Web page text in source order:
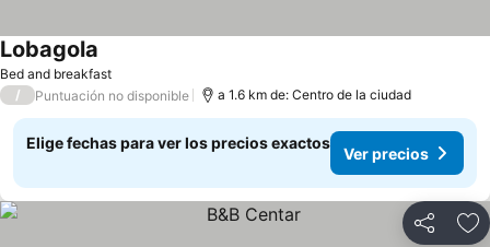
Bed and breakfast
Lobagola
/ Puntuación no disponible a 1.6 km de: Centro de la ciudad
Elige fechas para ver los precios exactos
Ver precios
Compartir